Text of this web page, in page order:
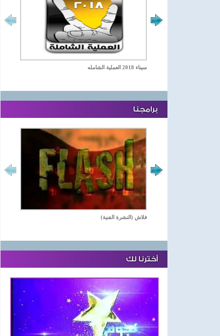
سيناء 2018 العملية الشامله
برامجنا
فلاش (النشرة الفنية)
أخترنا لك